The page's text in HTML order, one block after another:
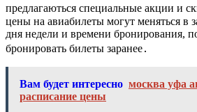
предлагаються специальные акции и
цены на авиабилеты могут меняться в
дня недели и времени бронирования,
бронировать билеты заранее․
Вам будет интересно москва уфа
расписание цены